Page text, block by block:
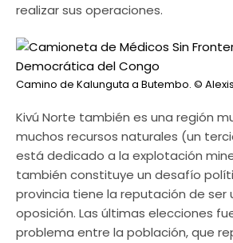
realizar sus operaciones.
Camino de Kalunguta a Butembo. ©
Kivú Norte también es una región
muchos recursos naturales (un
está dedicado a la explotación
también constituye un desafío
provincia tiene la reputación de ser
oposición. Las últimas elecciones
problema entre la población, que